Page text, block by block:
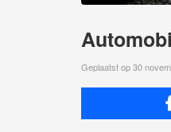
Geplaatst op 30